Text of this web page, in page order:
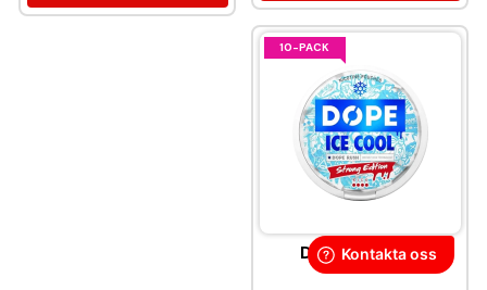
10-PACK
DOPE Ice Cool